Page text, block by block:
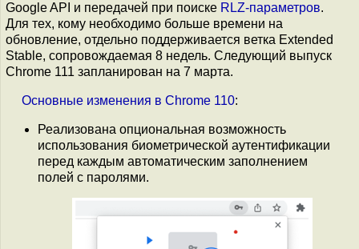
Google API и передачей при поиске RLZ-параметров.
Для тех, кому необходимо больше времени на
обновление, отдельно поддерживается ветка Extended
Stable, сопровождаемая 8 недель. Следующий выпуск
Chrome 111 запланирован на 7 марта.
Основные изменения в Chrome 110:
Реализована опциональная возможность
использования биометрической аутентификации
перед каждым автоматическим заполнением
полей с паролями.